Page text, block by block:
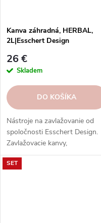
Kanva záhradná, HERBAL,
2L|Esschert Design
26 €
Skladem
DO KOŠÍKA
Nástroje na zavlažovanie od
spoločnosti Esschert Design.
Zavlažovacie kanvy,
postrekovače, striekačky,
hadice, postrekovače a ďalšie
SET